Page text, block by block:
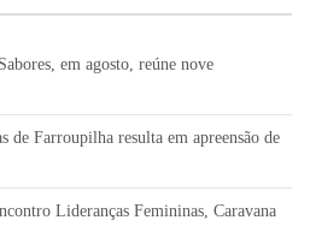
em agosto, reúne nove
de Farroupilha resulta em apreensão de
Lideranças Femininas, Caravana